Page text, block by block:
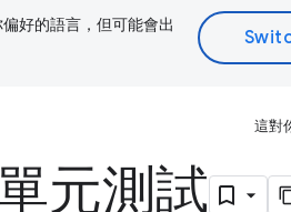
好的語言，但可能會出
這對
元測試